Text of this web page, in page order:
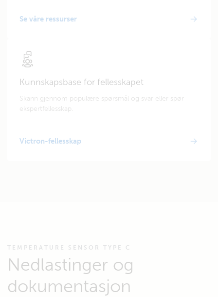
Se våre ressurser
Kunnskapsbase for fellesskapet
Skann gjennom populære spørsmål og svar eller spør
ekspertfellesskap.
Victron-fellesskap
TEMPERATURE SENSOR TYPE C
Nedlastinger og
dokumentasjon